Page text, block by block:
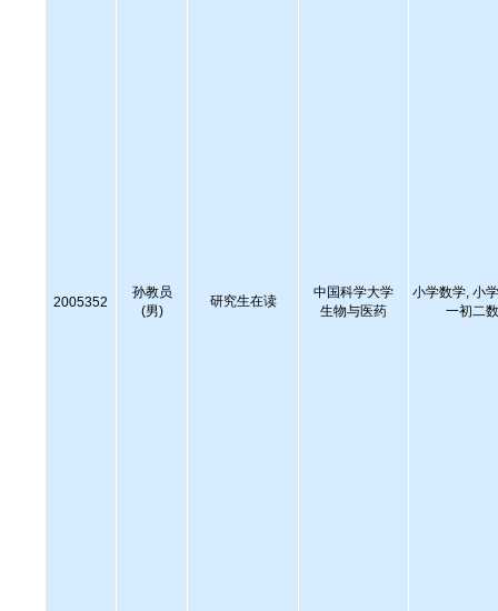
2005352
孙教员
(男)
研究生在读
中国科学大学
生物与医药
小学数学, 小
一初二